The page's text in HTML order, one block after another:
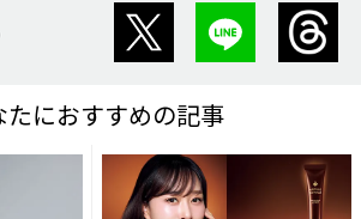
たにおすすめの記事